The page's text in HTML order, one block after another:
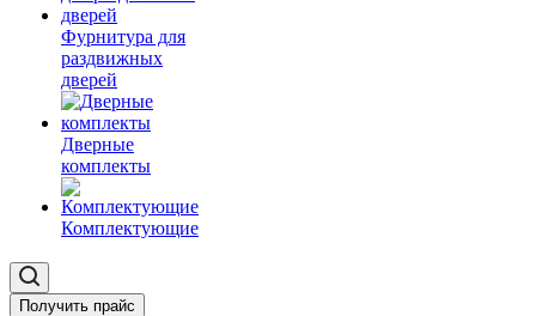
Фурнитура для
раздвижных
дверей
Дверные
комплекты
Комплектующие
Получить прайс